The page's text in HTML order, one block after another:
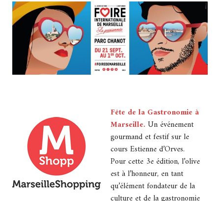
Fête de la Gastronomie à
Marseille. Un événement
gourmand et festif sur le
cours Estienne d’Orves.
Pour cette 3e édition, l’olive
est à l’honneur, en tant
qu’élément fondateur de la